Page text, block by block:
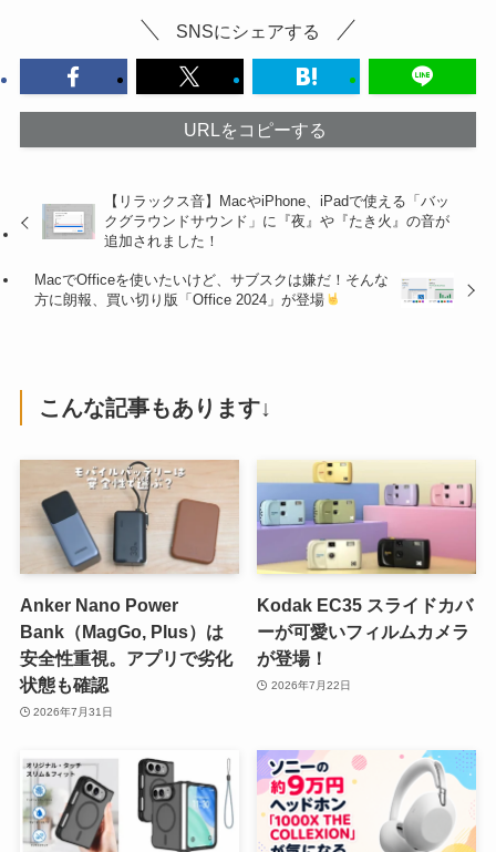
SNSにシェアする
URLをコピーする
【リラックス音】MacやiPhone、iPadで使える「バッ
クグラウンドサウンド」に『夜』や『たき火』の音が
追加されました！
MacでOfficeを使いたいけど、サブスクは嫌だ！そんな
方に朗報、買い切り版「Office 2024」が登場
こんな記事もあります↓
Anker Nano Power
Bank（MagGo, Plus）は
安全性重視。アプリで劣化
状態も確認
2026年7月31日
Kodak EC35 スライドカバ
ーが可愛いフィルムカメラ
が登場！
2026年7月22日